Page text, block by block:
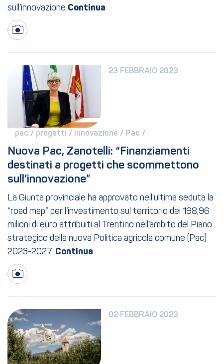
sull’innovazione
23 FEBBRAIO 2023
pac / progetti / innovazione / Pac /
Nuova Pac, Zanotelli: “Finanziamenti
destinati a progetti che scommettono
sull’innovazione”
La Giunta provinciale ha approvato nell'ultima seduta la
“road map” per l’investimento sul territorio dei 198,96
milioni di euro attribuiti al Trentino nell’ambito del Piano
strategico della nuova Politica agricola comune (Pac)
2023-2027.
02 FEBBRAIO 2023